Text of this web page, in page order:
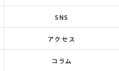
SNS
アクセス
コラム